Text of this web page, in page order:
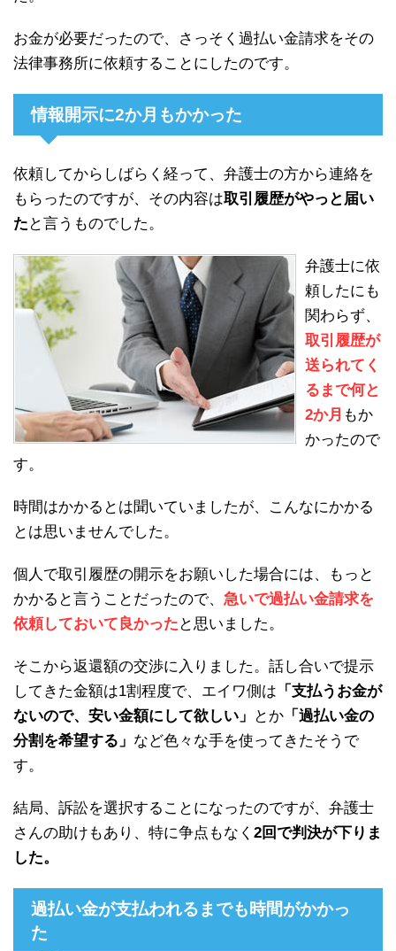
お金が必要だったので、さっそく過払い金請求をその
法律事務所に依頼することにしたのです。
情報開示に2か月もかかった
依頼してからしばらく経って、弁護士の方から連絡を
もらったのですが、その内容は取引履歴がやっと届い
た と言うものでした。
弁護士に依
頼したにも
関わらず、
取引履歴が
送られてく
るまで何と
2か月 もか
かったので
す。
時間はかかるとは聞いていましたが、こんなにかかる
とは思いませんでした。
個人で取引履歴の開示をお願いした場合には、もっと
かかると言うことだったので、 急いで過払い金請求を
依頼しておいて良かった と思いました。
そこから返還額の交渉に入りました。話し合いで提示
してきた金額は1割程度で、エイワ側は 「支払うお金が
ないので、安い金額にして欲しい」
とか 「過払い金の
分割を希望する」 など色々な手を使ってきたそうで
す。
結局、訴訟を選択することになったのですが、弁護士
さんの助けもあり、特に争点もなく 2回で判決が下りま
した。
過払い金が支払われるまでも時間がかかっ
た